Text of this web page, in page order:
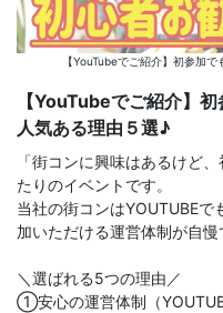
【YouTubeでご紹介】初参加
【YouTubeでご紹介】
人気ある理由５選♪
「街コンに興味はあるけど
たりのイベントです。
当社の街コンはYOUTUBEで
加いただける運営体制が自慢
＼選ばれる5つの理由／
①安心の運営体制（